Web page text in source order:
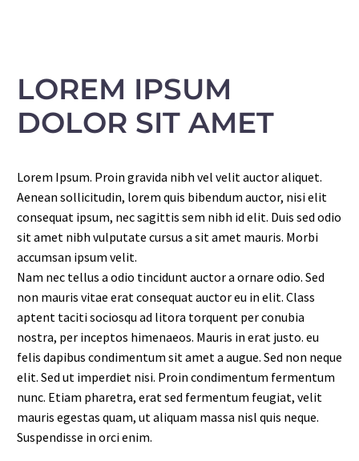
LOREM IPSUM
DOLOR SIT AMET
Lorem Ipsum. Proin gravida nibh vel velit auctor aliquet.
Aenean sollicitudin, lorem quis bibendum auctor, nisi elit
consequat ipsum, nec sagittis sem nibh id elit. Duis sed odio
sit amet nibh vulputate cursus a sit amet mauris. Morbi
accumsan ipsum velit.
Nam nec tellus a odio tincidunt auctor a ornare odio. Sed
non mauris vitae erat consequat auctor eu in elit. Class
aptent taciti sociosqu ad litora torquent per conubia
nostra, per inceptos himenaeos. Mauris in erat justo. eu
felis dapibus condimentum sit amet a augue. Sed non neque
elit. Sed ut imperdiet nisi. Proin condimentum fermentum
nunc. Etiam pharetra, erat sed fermentum feugiat, velit
mauris egestas quam, ut aliquam massa nisl quis neque.
Suspendisse in orci enim.